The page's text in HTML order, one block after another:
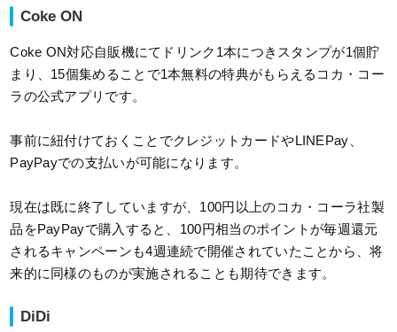
Coke ON
Coke ON対応自販機にてドリンク1本につきスタンプが1個貯
まり、15個集めることで1本無料の特典がもらえるコカ・コー
ラの公式アプリです。
事前に紐付けておくことでクレジットカードやLINEPay、
PayPayでの支払いが可能になります。
現在は既に終了していますが、100円以上のコカ・コーラ社製
品をPayPayで購入すると、100円相当のポイントが毎週還元
されるキャンペーンも4週連続で開催されていたことから、将
来的に同様のものが実施されることも期待できます。
DiDi